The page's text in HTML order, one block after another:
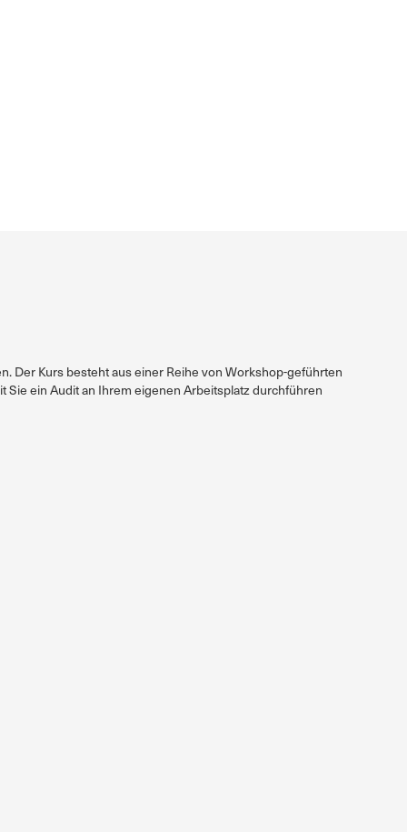
Der Kurs besteht aus einer Reihe von Workshop-geführten
Sie ein Audit an Ihrem eigenen Arbeitsplatz durchführen